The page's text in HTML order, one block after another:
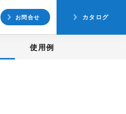
お問合せ カタログ
使用例